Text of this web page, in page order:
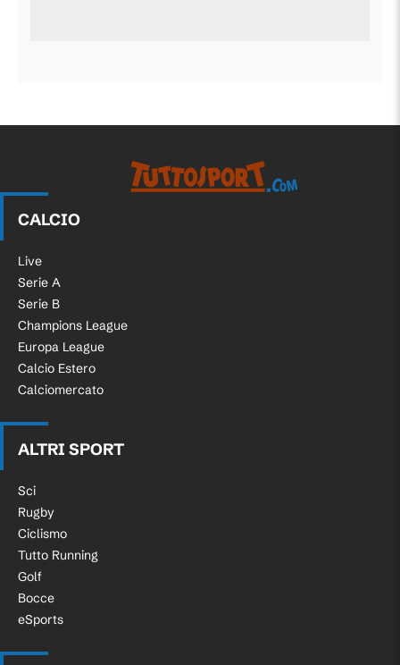
CALCIO
Live
Serie A
Serie B
Champions League
Europa League
Calcio Estero
Calciomercato
ALTRI SPORT
Sci
Rugby
Ciclismo
Tutto Running
Golf
Bocce
eSports